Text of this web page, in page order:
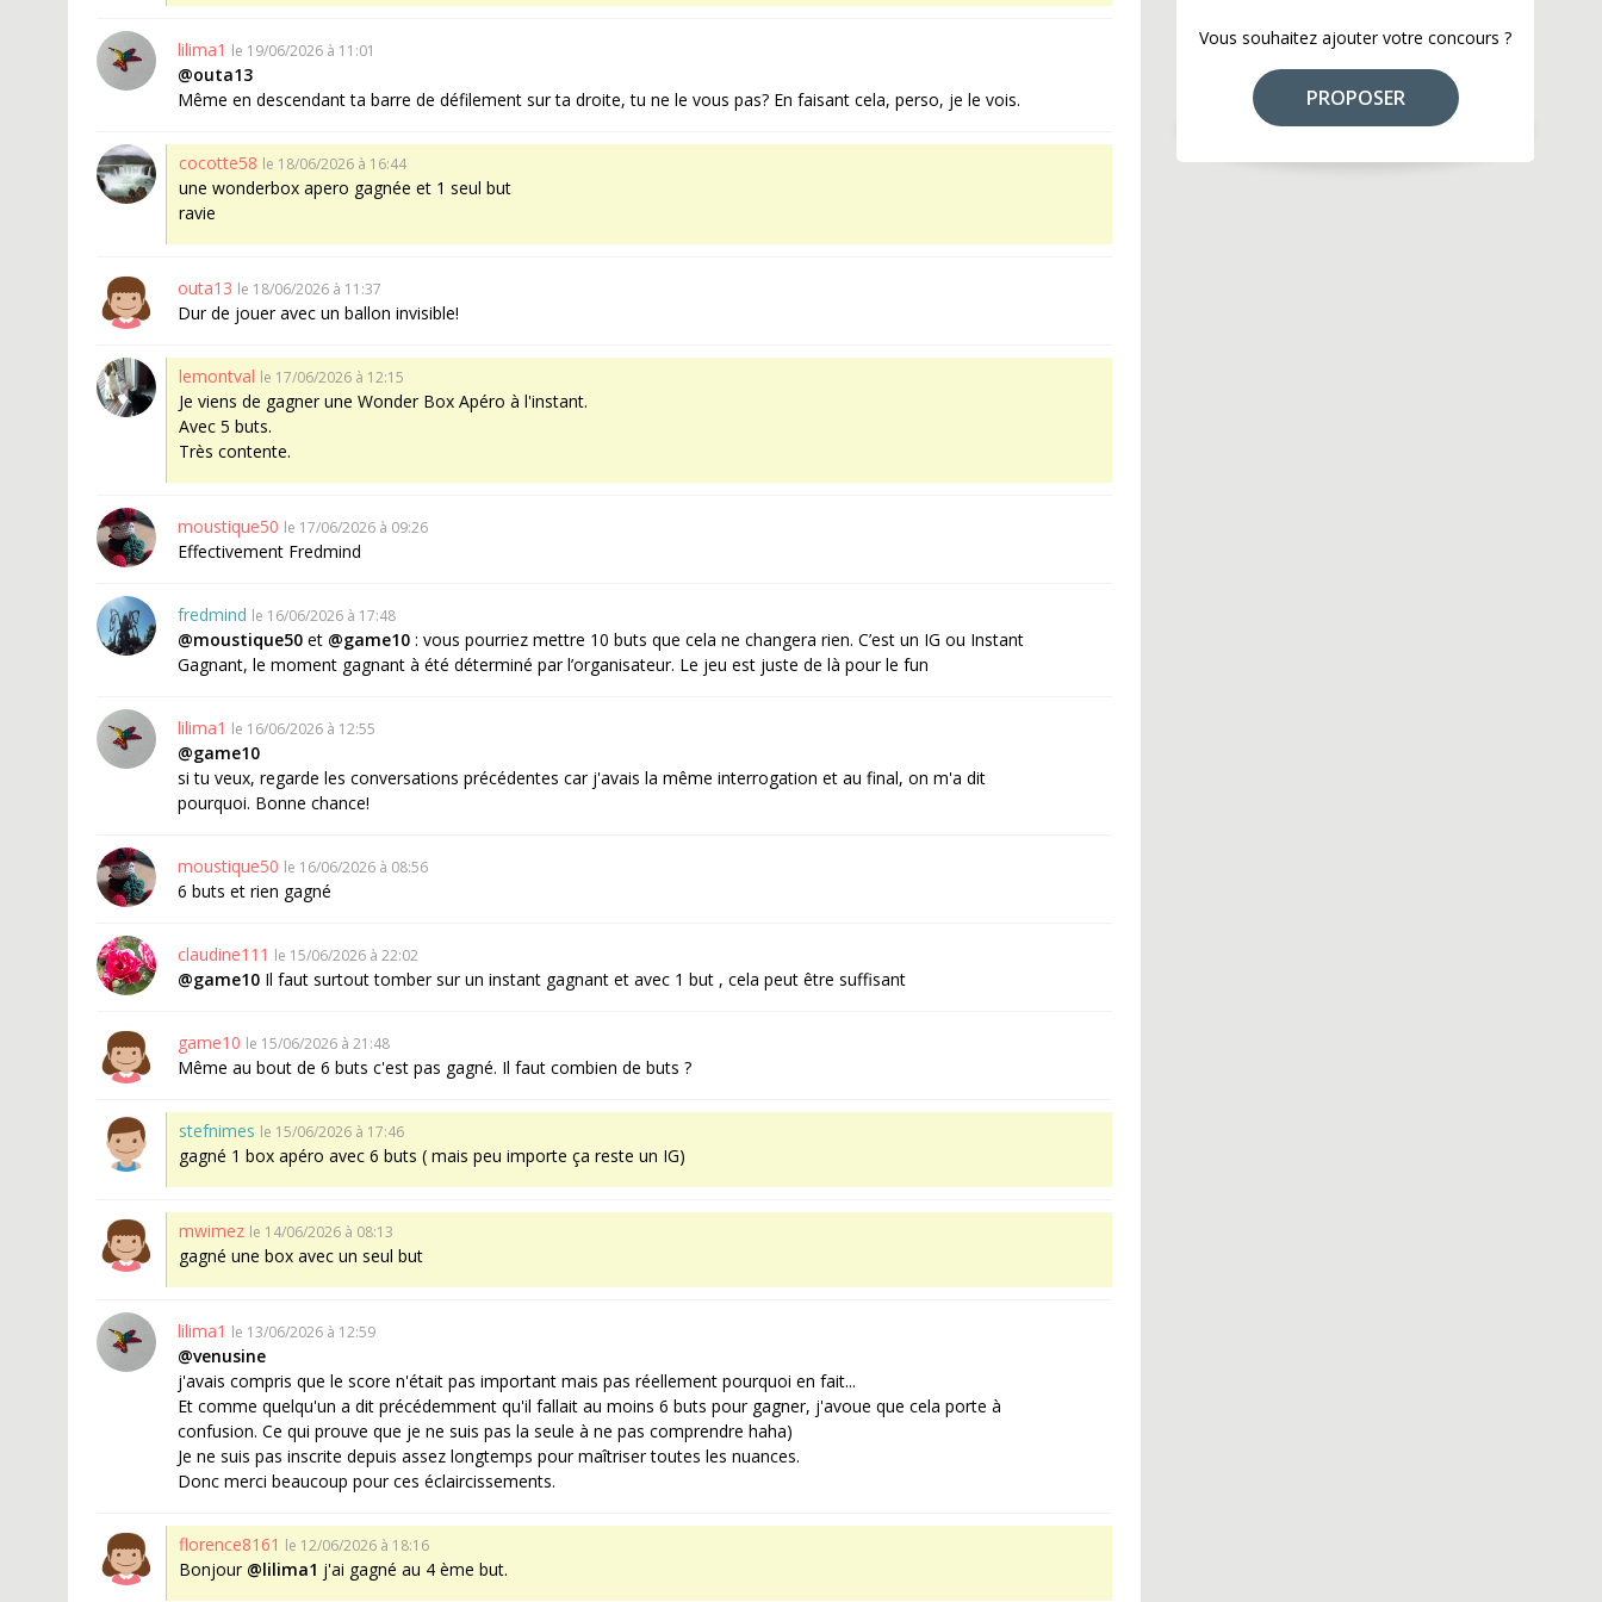
lilima1 le 19/06/2026 à 11:01
@outa13
Même en descendant ta barre de défilement sur ta droite, tu ne le vous pas? En faisant cela, perso, je le vois.
cocotte58 le 18/06/2026 à 16:44
une wonderbox apero gagnée et 1 seul but
ravie
outa13 le 18/06/2026 à 11:37
Dur de jouer avec un ballon invisible!
lemontval le 17/06/2026 à 12:15
Je viens de gagner une Wonder Box Apéro à l'instant.
Avec 5 buts.
Très contente.
moustique50 le 17/06/2026 à 09:26
Effectivement Fredmind
fredmind le 16/06/2026 à 17:48
@moustique50 et @game10 : vous pourriez mettre 10 buts que cela ne changera rien. C’est un IG ou Instant
Gagnant, le moment gagnant à été déterminé par l’organisateur. Le jeu est juste de là pour le fun
lilima1 le 16/06/2026 à 12:55
@game10
si tu veux, regarde les conversations précédentes car j'avais la même interrogation et au final, on m'a dit
pourquoi. Bonne chance!
moustique50 le 16/06/2026 à 08:56
6 buts et rien gagné
claudine111 le 15/06/2026 à 22:02
@game10 Il faut surtout tomber sur un instant gagnant et avec 1 but , cela peut être suffisant
game10 le 15/06/2026 à 21:48
Même au bout de 6 buts c'est pas gagné. Il faut combien de buts ?
stefnimes le 15/06/2026 à 17:46
gagné 1 box apéro avec 6 buts ( mais peu importe ça reste un IG)
mwimez le 14/06/2026 à 08:13
gagné une box avec un seul but
lilima1 le 13/06/2026 à 12:59
@venusine
j'avais compris que le score n'était pas important mais pas réellement pourquoi en fait...
Et comme quelqu'un a dit précédemment qu'il fallait au moins 6 buts pour gagner, j'avoue que cela porte à
confusion. Ce qui prouve que je ne suis pas la seule à ne pas comprendre haha)
Je ne suis pas inscrite depuis assez longtemps pour maîtriser toutes les nuances.
Donc merci beaucoup pour ces éclaircissements.
florence8161 le 12/06/2026 à 18:16
Bonjour @lilima1 j'ai gagné au 4 ème but.
Vous souhaitez ajouter votre concours ?
PROPOSER